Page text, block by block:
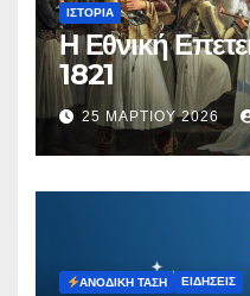
ΙΣΤΟΡΊΑ
Η Εθνική
1821
25 ΜΑΡΤΊΟΥ 2026
ΑΝΟΔΙΚΉ ΤΆΣΗ ΕΙΔΉΣΕΙΣ